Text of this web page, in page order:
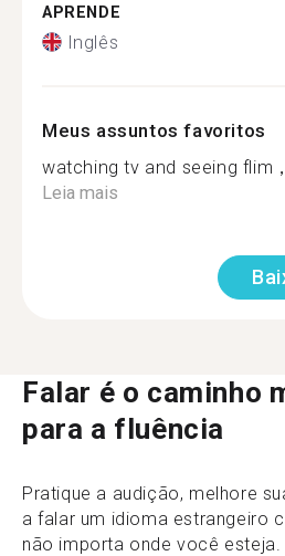
APRENDE
Inglês
Meus assuntos favoritos
watching tv and seeing flim
Leia mais
Falar é o caminho
para a fluência
Pratique a audição, melhore
a falar um idioma estrangeiro
não importa onde você esteja.